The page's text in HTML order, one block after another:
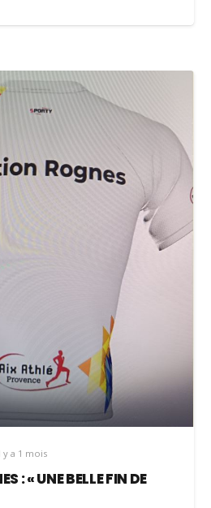
y a 1 mois
: « UNE BELLE FIN DE